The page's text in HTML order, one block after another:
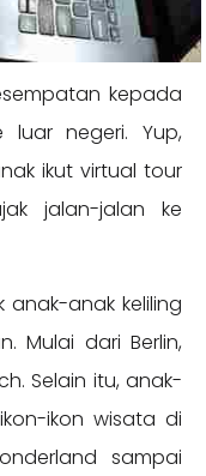
kepada
luar negeri. Yup,
ikut virtual tour
jalan-jalan ke
anak keliling
Mulai dari Berlin,
Selain itu, anak-
ikon wisata di
sampai